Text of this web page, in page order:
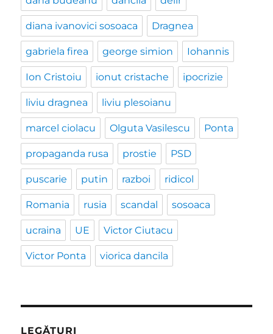
diana ivanovici sosoaca Dragnea
gabriela firea george simion Iohannis
Ion Cristoiu ionut cristache ipocrizie
liviu dragnea liviu plesoianu
marcel ciolacu Olguta Vasilescu Ponta
propaganda rusa prostie PSD
puscarie putin razboi ridicol
Romania rusia scandal sosoaca
ucraina UE Victor Ciutacu
Victor Ponta viorica dancila
LEGĂTURI